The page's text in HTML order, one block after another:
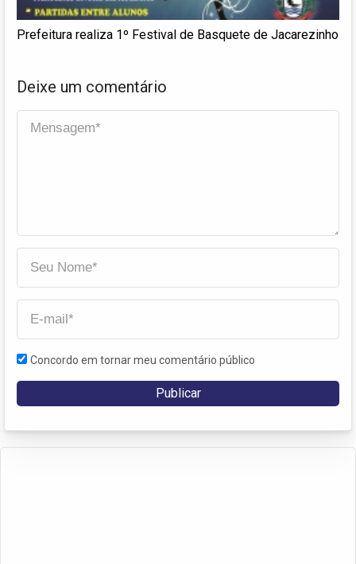
Prefeitura realiza 1º Festival de Basquete de Jacarezinho
Deixe um comentário
Concordo em tornar meu comentário público